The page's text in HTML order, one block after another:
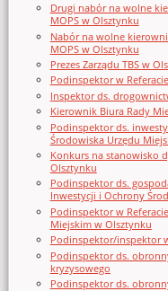
Drugi nabór na wolne
MOPS w Olsztynku
Nabór na wolne
MOPS w Olsztynku
Prezes Zarządu TBS w
Podinspektor w
Inspektor ds.
Kierownik Biura Rady
Podinspektor ds.
Środowiska Urzędu
Konkurs na stanowisko
Olsztynku
Podinspektor ds.
Inwestycji i Ochrony
Podinspektor w
Miejskim w Olsztynku
Podinspektor/inspektor
Podinspektor ds.
kryzysowego
Podinspektor ds.